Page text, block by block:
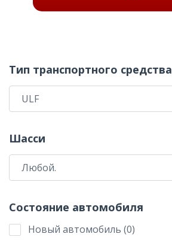
Тип транспортного средства
Шасси
Состояние автомобиля
Новый автомобиль (0)